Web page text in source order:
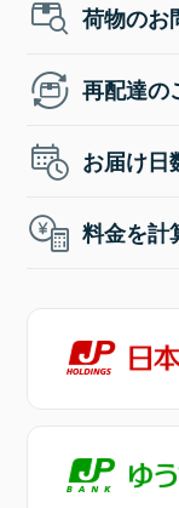
荷物のお
再配達の
お届け日
料金を計